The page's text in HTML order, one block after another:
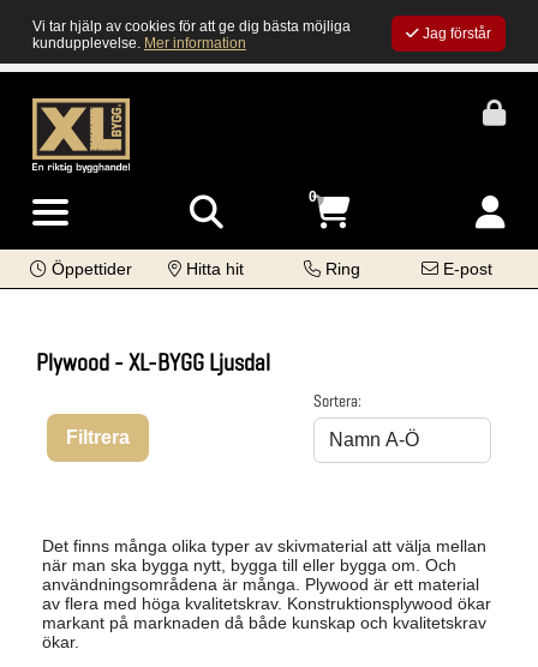
Vi tar hjälp av cookies för att ge dig bästa möjliga
kundupplevelse. Mer information
Jag förstår
0
Öppettider Hitta hit Ring E-post
Plywood - XL-BYGG Ljusdal
Filtrera
Sortera:
Det finns många olika typer av skivmaterial att välja mellan
när man ska bygga nytt, bygga till eller bygga om. Och
användningsområdena är många. Plywood är ett material
av flera med höga kvalitetskrav. Konstruktionsplywood ökar
markant på marknaden då både kunskap och kvalitetskrav
ökar.